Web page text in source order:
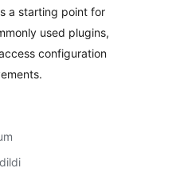
a starting point for
used plugins,
configuration